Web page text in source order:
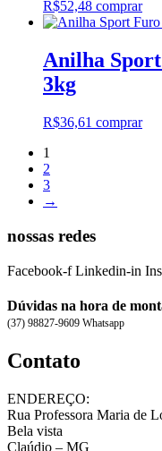
R$52,48 comprar
Anilha
3kg
R$36,61 comprar
1
2
3
→
nossas redes
Facebook-f Linkedin-in
Dúvidas na hora de
(37) 98827-9609 Whatsapp
Contato
ENDEREÇO:
Rua Professora Maria de
Bela vista
Claúdio – MG